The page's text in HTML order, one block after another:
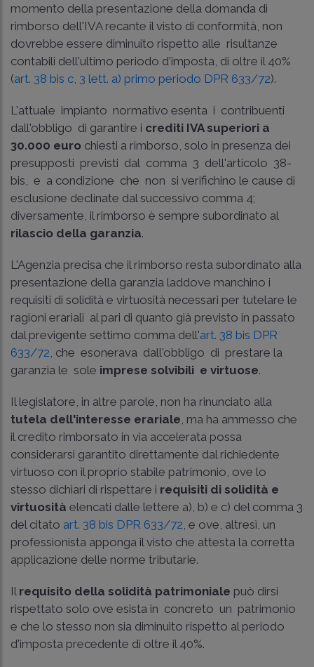
momento della presentazione della domanda di
rimborso dell'IVA recante il visto di conformità, non
dovrebbe essere diminuito rispetto alle risultanze
contabili dell'ultimo periodo d'imposta, di oltre il 40%
(art. 38 ­bis c, 3 lett. a) primo periodo DPR 633/72).
L'attuale impianto normativo esenta i contribuenti
dall'obbligo di garantire i crediti IVA superiori a
30.000 euro chiesti a rimborso, solo in presenza dei
presupposti previsti dal comma 3 dell'articolo 38­
bis, e a condizione che non si verifichino le cause di
esclusione declinate dal successivo comma 4;
diversamente, il rimborso è sempre subordinato al
rilascio della garanzia.
L'Agenzia precisa che il rimborso resta subordinato alla
presentazione della garanzia laddove manchino i
requisiti di solidità e virtuosità necessari per tutelare le
ragioni erariali ­ al pari di quanto già previsto in passato
dal previgente settimo comma dell'art. 38­ bis DPR
633/72 , che esonerava dall'obbligo di prestare la
garanzia le sole imprese solvibili e virtuose.
Il legislatore, in altre parole, non ha rinunciato alla
tutela dell'interesse erariale , ma ha ammesso che
il credito rimborsato in via accelerata possa
considerarsi garantito direttamente dal richiedente
virtuoso con il proprio stabile patrimonio, ove lo
stesso dichiari di rispettare i requisiti di solidità e
virtuosità elencati dalle lettere a), b) e c) del comma 3
del citato art. 38­ bis DPR 633/72 , e ove, altresì, un
professionista apponga il visto che attesta la corretta
applicazione delle norme tributarie.
Il requisito della solidità patrimoniale può dirsi
rispettato solo ove esista in concreto un patrimonio
e che lo stesso non sia diminuito rispetto al periodo
d'imposta precedente di oltre il 40%.